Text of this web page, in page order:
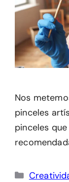
Nos
pinceles
pinceles